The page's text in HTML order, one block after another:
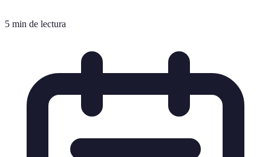
5 min de lectura